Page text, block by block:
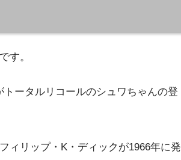
す。
ータルリコールのシュワちゃんの登
ィリップ・K・ディックが1966年に発